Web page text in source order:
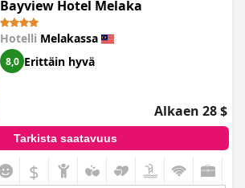
Bayview Hotel Melaka
Hotelli Melakassa
8,0 Erittäin hyvä
Alkaen 28 $
Tarkista saatavuus
$